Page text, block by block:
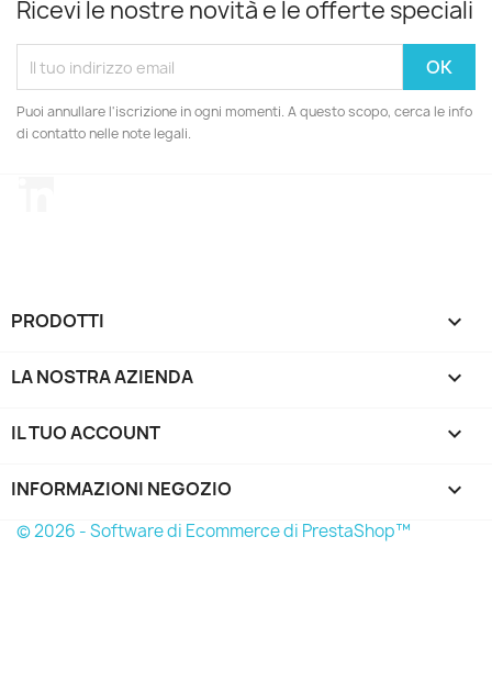
Ricevi le nostre novità e le offerte speciali
Puoi annullare l'iscrizione in ogni momenti. A questo scopo, cerca le info
di contatto nelle note legali.
PRODOTTI 
LA NOSTRA AZIENDA 
IL TUO ACCOUNT 
INFORMAZIONI NEGOZIO keyboard_arrow_down
© 2026 - Software di Ecommerce di PrestaShop™